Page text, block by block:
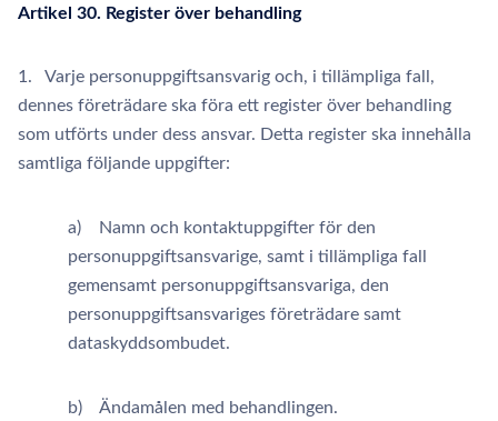
Artikel 30. Register över behandling
1. Varje personuppgiftsansvarig och, i tillämpliga fall,
dennes företrädare ska föra ett register över behandling
som utförts under dess ansvar. Detta register ska innehålla
samtliga följande uppgifter:
a) Namn och kontaktuppgifter för den
personuppgiftsansvarige, samt i tillämpliga fall
gemensamt personuppgiftsansvariga, den
personuppgiftsansvariges företrädare samt
dataskyddsombudet.
b) Ändamålen med behandlingen.